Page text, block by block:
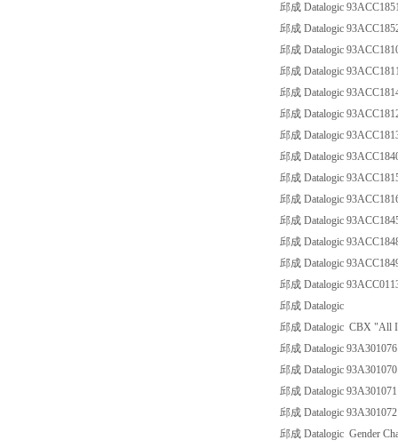
邱成 Datalogic
邱成 Datalogic
邱成 Datalogic
邱成 Datalogic
邱成 Datalogic
邱成 Datalogic
邱成 Datalogic
邱成 Datalogic
邱成 Datalogic
邱成 Datalogic
邱成 Datalogic
邱成 Datalogic
邱成 Datalogic
邱成 Datalogic
邱成 Datalogic
邱成 Datalogic CBX "All
邱成 Datalogic
邱成 Datalogic
邱成 Datalogic
邱成 Datalogic
邱成 Datalogic Gender